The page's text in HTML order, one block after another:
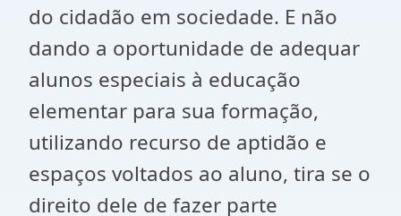
do cidadão em sociedade. E não
dando a oportunidade de adequar
alunos especiais à educação
elementar para sua formação,
utilizando recurso de aptidão e
espaços voltados ao aluno, tira se o
direito dele de fazer parte